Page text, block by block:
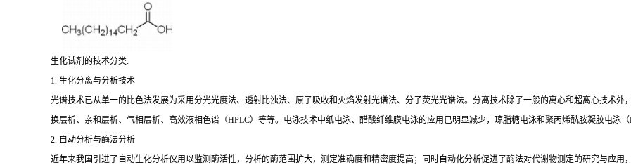
生化试剂的技术分类:
1. 生化分离与分析技术
光谱技术已从单一的比色法发展为采用分光光度法、透射比浊法、原子吸收和火焰发射光谱法、分子荧光光谱法。分离技术除了一般的离心和超离心技术
换层析、亲和层析、气相层析、高效液相色谱（HPLC）等等。电泳技术中纸电泳、醋酸纤维膜电泳的应用已明显减少，琼脂糖电泳和聚丙烯酰胺凝胶电泳（
2. 自动分析与酶法分析
近年来我国引进了自动生化分析仪用以监测酶活性，分析的酶范围扩大，测定准确度和精密度提高；同时自动化分析促进了酶法对代谢物测定的研究与应